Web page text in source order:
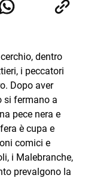
e il
di ruolo
dentro
i peccatori
Dopo aver
si fermano a
pece nera e
è cupa e
comici e
i Malebranche,
prevalgono la